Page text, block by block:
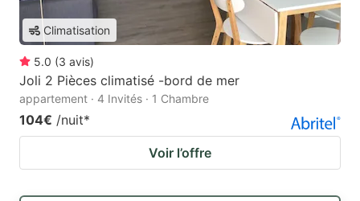
Climatisation
5.0 (3 avis)
Joli 2 Pièces climatisé -bord de mer
appartement · 4 Invités · 1 Chambre
104€ /nuit*
Voir l’offre